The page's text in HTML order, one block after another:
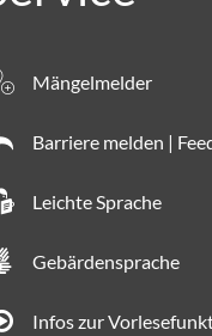
Mängelmelder
Barriere melden |
Leichte Sprache
Gebärdensprache
Infos zur